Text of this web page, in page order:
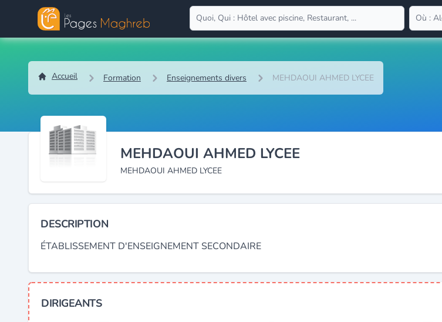
Accueil Formation Enseignements divers MEHDAOUI AHMED LYCEE
MEHDAOUI AHMED LYCEE
MEHDAOUI AHMED LYCEE
DESCRIPTION
ÉTABLISSEMENT D'ENSEIGNEMENT SECONDAIRE
DIRIGEANTS